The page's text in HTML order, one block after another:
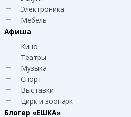
Электроника
Мебель
Афиша
Кино
Театры
Музыка
Спорт
Выставки
Цирк и зоопарк
Блогер «ЕШКА»